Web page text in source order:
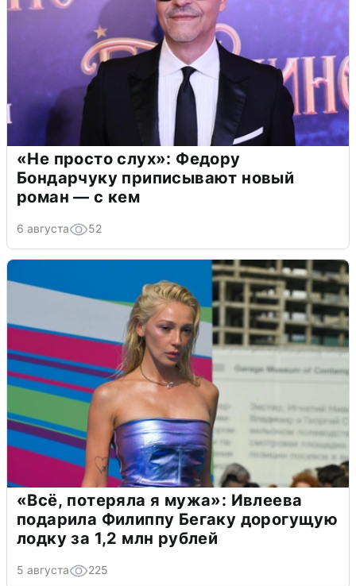
«Не просто слух»: Федору
Бондарчуку приписывают новый
роман — с кем
6 августа 52
«Всё, потеряла я мужа»: Ивлеева
подарила Филиппу Бегаку дорогущую
лодку за 1,2 млн рублей
5 августа 225